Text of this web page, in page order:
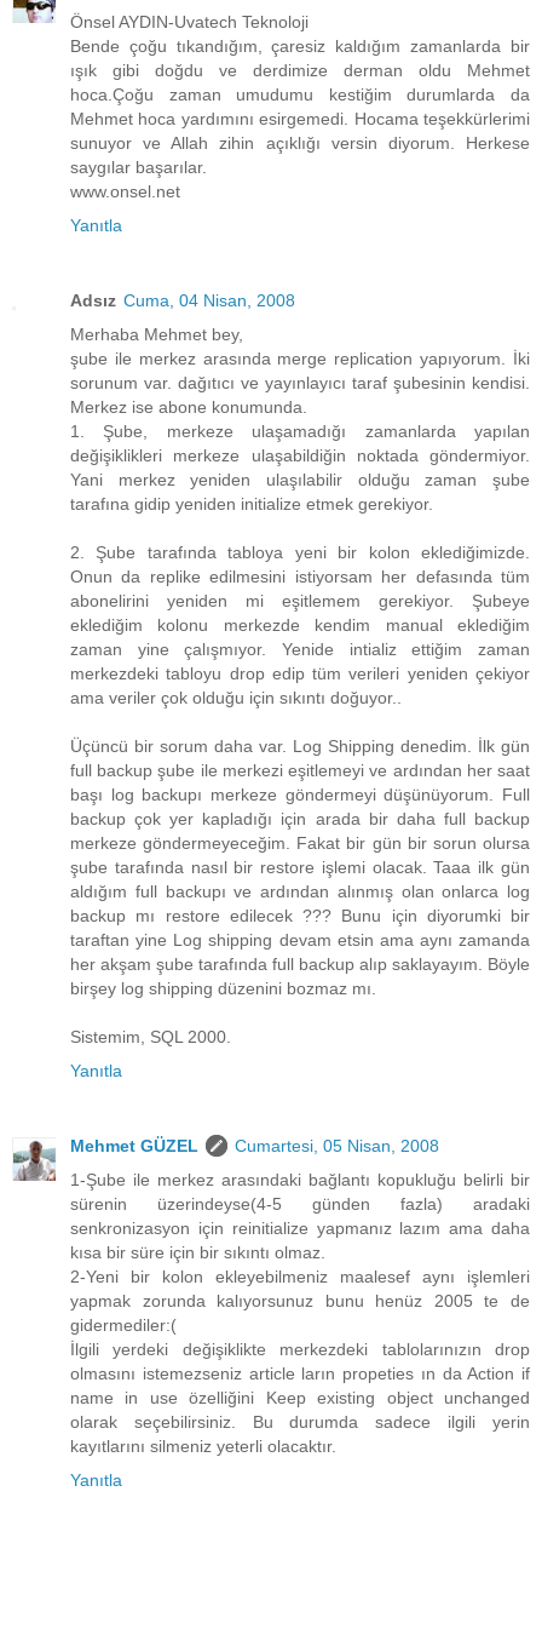
Önsel AYDIN-Uvatech Teknoloji
Bende çoğu tıkandığım, çaresiz kaldığım zamanlarda bir
ışık gibi doğdu ve derdimize derman oldu Mehmet
hoca.Çoğu zaman umudumu kestiğim durumlarda da
Mehmet hoca yardımını esirgemedi. Hocama teşekkürlerimi
sunuyor ve Allah zihin açıklığı versin diyorum. Herkese
saygılar başarılar.
www.onsel.net
Yanıtla
Adsız Cuma, 04 Nisan, 2008
Merhaba Mehmet bey,
şube ile merkez arasında merge replication yapıyorum. İki
sorunum var. dağıtıcı ve yayınlayıcı taraf şubesinin kendisi.
Merkez ise abone konumunda.
1. Şube, merkeze ulaşamadığı zamanlarda yapılan
değişiklikleri merkeze ulaşabildiğin noktada göndermiyor.
Yani merkez yeniden ulaşılabilir olduğu zaman şube
tarafına gidip yeniden initialize etmek gerekiyor.
2. Şube tarafında tabloya yeni bir kolon eklediğimizde.
Onun da replike edilmesini istiyorsam her defasında tüm
abonelirini yeniden mi eşitlemem gerekiyor. Şubeye
eklediğim kolonu merkezde kendim manual eklediğim
zaman yine çalışmıyor. Yenide intializ ettiğim zaman
merkezdeki tabloyu drop edip tüm verileri yeniden çekiyor
ama veriler çok olduğu için sıkıntı doğuyor..
Üçüncü bir sorum daha var. Log Shipping denedim. İlk gün
full backup şube ile merkezi eşitlemeyi ve ardından her saat
başı log backupı merkeze göndermeyi düşünüyorum. Full
backup çok yer kapladığı için arada bir daha full backup
merkeze göndermeyeceğim. Fakat bir gün bir sorun olursa
şube tarafında nasıl bir restore işlemi olacak. Taaa ilk gün
aldığım full backupı ve ardından alınmış olan onlarca log
backup mı restore edilecek ??? Bunu için diyorumki bir
taraftan yine Log shipping devam etsin ama aynı zamanda
her akşam şube tarafında full backup alıp saklayayım. Böyle
birşey log shipping düzenini bozmaz mı.
Sistemim, SQL 2000.
Yanıtla
Mehmet GÜZEL
Cumartesi, 05 Nisan, 2008
1-Şube ile merkez arasındaki bağlantı kopukluğu belirli bir
sürenin üzerindeyse(4-5 günden fazla) aradaki
senkronizasyon için reinitialize yapmanız lazım ama daha
kısa bir süre için bir sıkıntı olmaz.
2-Yeni bir kolon ekleyebilmeniz maalesef aynı işlemleri
yapmak zorunda kalıyorsunuz bunu henüz 2005 te de
gidermediler:(
İlgili yerdeki değişiklikte merkezdeki tablolarınızın drop
olmasını istemezseniz article ların propeties ın da Action if
name in use özelliğini Keep existing object unchanged
olarak seçebilirsiniz. Bu durumda sadece ilgili yerin
kayıtlarını silmeniz yeterli olacaktır.
Yanıtla